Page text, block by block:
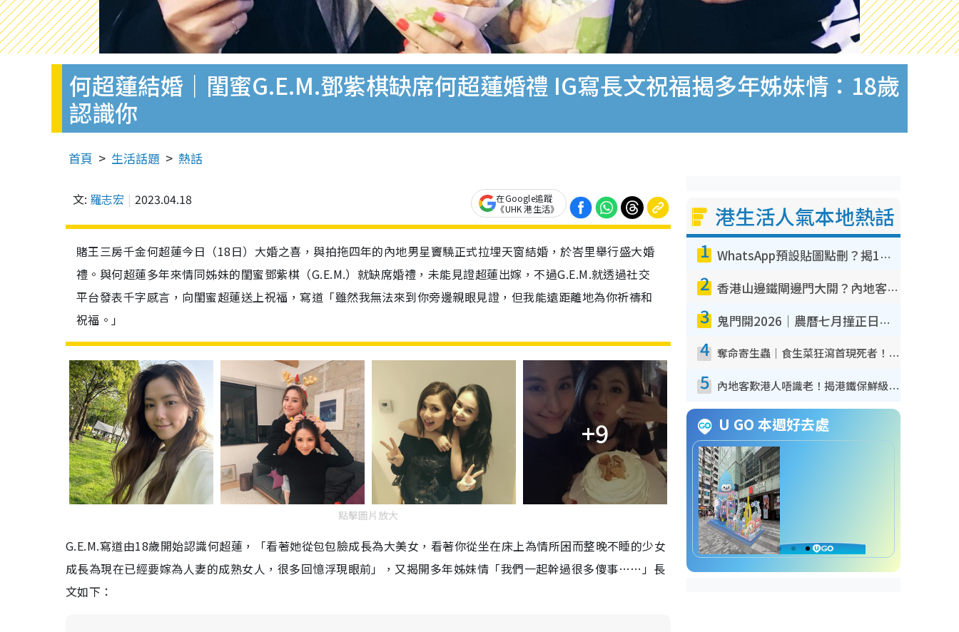
何超蓮結婚｜閨蜜G.E.M.鄧紫棋缺席何超蓮婚禮 IG寫長文祝福揭多年姊妹情：18歲
認識你
首頁 生活話題 熱話
文: 羅志宏 2023.04.18
在Google追蹤
《UHK 港生活》
賭王三房千金何超蓮今日（18日）大婚之喜，與拍拖四年的內地男星竇驍正式拉埋天窗結婚，於峇里舉行盛大婚
禮。與何超蓮多年來情同姊妹的閨蜜鄧紫棋（G.E.M.）就缺席婚禮，未能見證超蓮出嫁，不過G.E.M.就透過社交
平台發表千字感言，向閨蜜超蓮送上祝福，寫道「雖然我無法來到你旁邊親眼見證，但我能遠距離地為你祈禱和
祝福。」
+9
點擊圖片放大
G.E.M.寫道由18歲開始認識何超蓮，「看著她從包包臉成長為大美女，看著你從坐在床上為情所困而整晚不睡的少女
成長為現在已經要嫁為人妻的成熟女人，很多回憶浮現眼前」，又揭開多年姊妹情「我們一起幹過很多傻事……」長
文如下：
港生活人氣本地熱話
1 WhatsApp預設貼圖點刪？揭1招「反向操作」還原簡潔介面 附3步實測教學
2 香港山邊鐵閘邊門大開？內地客困惑意義何在！網民神回覆：呢種叫法理性防禦
3 鬼門開2026｜農曆七月撞正日全食特別邪？專家警告切忌做一事！揭4大禁忌+2招保平安
4 奪命寄生蟲｜食生菜狂瀉首現死者！疫潮惡化錄1.8萬宗病例 揭洗菜3大謬誤
5 內地客歎港人唔識老！揭港鐵保鮮級冷氣 港人求放過：咪投訴
U GO 本週好去處